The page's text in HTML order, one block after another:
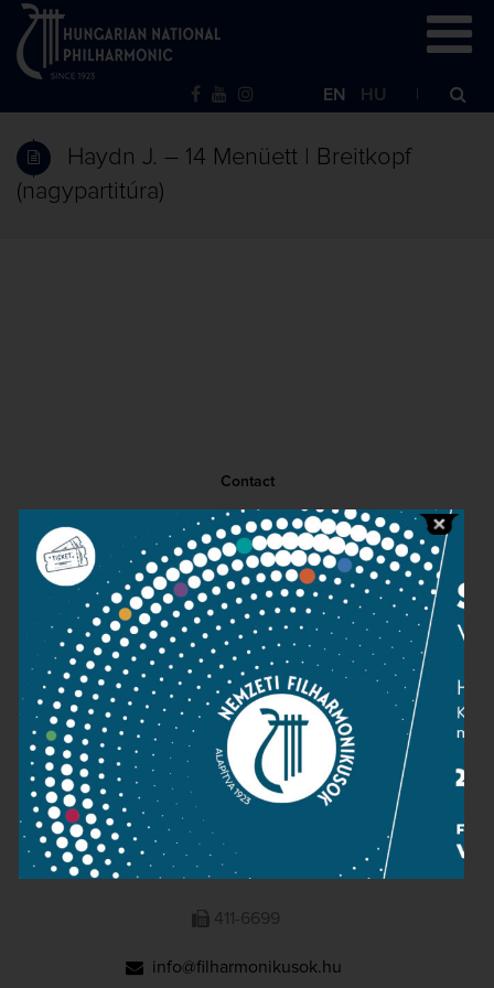
EN HU
Haydn J. – 14 Menüett | Breitkopf
(nagypartitúra)
Contact
Public information
Press room
Terms and privacy
Imprint
NATIONAL PHILHARMONIC
1095 Budapest, Komor Marcell u. 1. (Müpa)
411-6600
411-6699
info@filharmonikusok.hu